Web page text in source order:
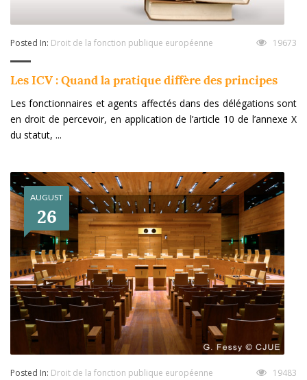
Posted In: Droit de la fonction publique européenne 19673
Les ICV : Quand la pratique diffère des principes
Les fonctionnaires et agents affectés dans des délégations sont
en droit de percevoir, en application de l’article 10 de l’annexe X
du statut, ...
AUGUST
26
Posted In: Droit de la fonction publique européenne 19483